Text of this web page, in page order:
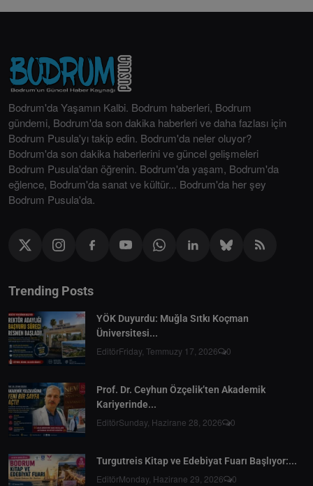
Bodrum'da Yaşamın Kalbi. Bodrum haberleri, Bodrum
gündemi, Bodrum'da son dakika haberleri ve daha fazlası için
Bodrum Pusula'yı takip edin. Bodrum'da neler oluyor?
Bodrum'da son dakika haberlerini ve güncel gelişmeleri
Bodrum Pusula'dan öğrenin. Bodrum'da yaşam, Bodrum'da
eğlence, Bodrum'da sanat ve kültür... Bodrum'da her şey
Bodrum Pusula'da.
Trending Posts
YÖK Duyurdu: Muğla Sıtkı Koçman
Üniversitesi...
EditörFriday, Temmuzy 17, 2026 0
Prof. Dr. Ceyhun Özçelik’ten Akademik
Kariyerinde...
EditörSunday, Hazirane 28, 2026 0
Turgutreis Kitap ve Edebiyat Fuarı Başlıyor:...
EditörMonday, Hazirane 29, 2026 0